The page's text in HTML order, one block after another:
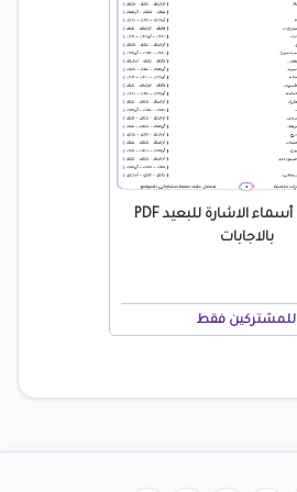
أوراق عمل أسماء الاشارة للبعيد PDF
بالاجابات
للمشتركين فقط